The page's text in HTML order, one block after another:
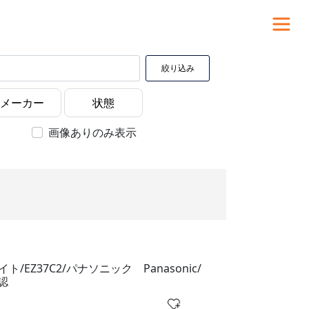
絞り込み
画像ありのみ表示
ト/EZ37C2/パナソニック Panasonic/